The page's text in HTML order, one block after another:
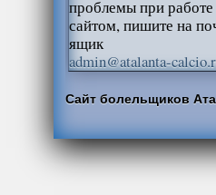
проблемы при работе
сайтом, пишите на
ящик
admin@atalanta-
Сайт болельщиков